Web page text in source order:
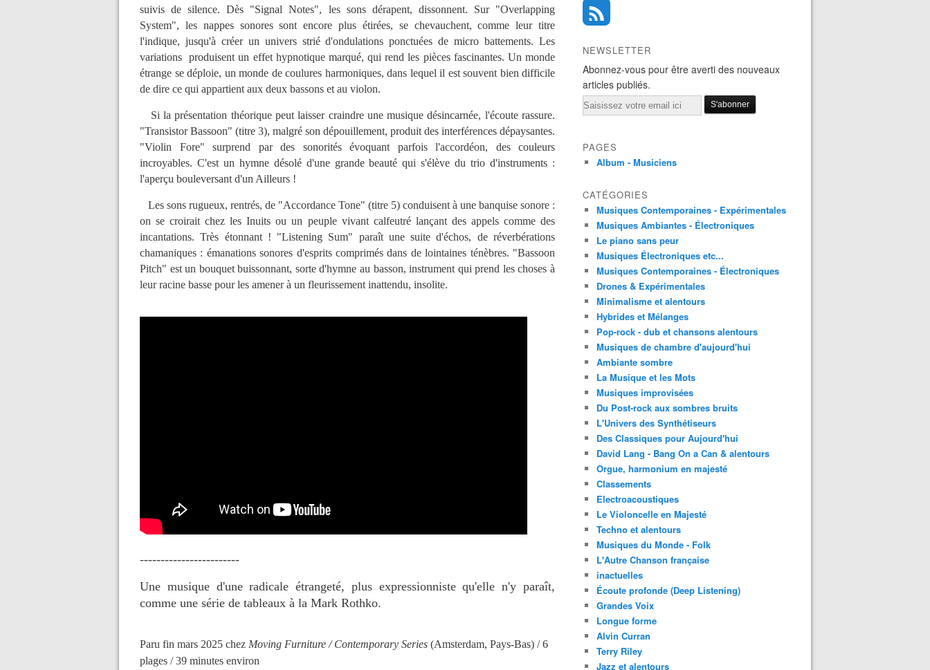
suivis de silence. Dès "Signal Notes", les sons dérapent, dissonnent. Sur "Overlapping
System", les nappes sonores sont encore plus étirées, se chevauchent, comme leur titre
l'indique, jusqu'à créer un univers strié d'ondulations ponctuées de micro battements. Les
variations produisent un effet hypnotique marqué, qui rend les pièces fascinantes. Un monde
étrange se déploie, un monde de coulures harmoniques, dans lequel il est souvent bien difficile
de dire ce qui appartient aux deux bassons et au violon.
Si la présentation théorique peut laisser craindre une musique désincarnée, l'écoute rassure.
"Transistor Bassoon" (titre 3), malgré son dépouillement, produit des interférences dépaysantes.
"Violin Fore" surprend par des sonorités évoquant parfois l'accordéon, des couleurs
incroyables. C'est un hymne désolé d'une grande beauté qui s'élève du trio d'instruments :
l'aperçu bouleversant d'un Ailleurs !
Les sons rugueux, rentrés, de "Accordance Tone" (titre 5) conduisent à une banquise sonore :
on se croirait chez les Inuits ou un peuple vivant calfeutré lançant des appels comme des
incantations. Très étonnant ! "Listening Sum" paraît une suite d'échos, de réverbérations
chamaniques : émanations sonores d'esprits comprimés dans de lointaines ténèbres. "Bassoon
Pitch" est un bouquet buissonnant, sorte d'hymne au basson, instrument qui prend les choses à
leur racine basse pour les amener à un fleurissement inattendu, insolite.
------------------------
Une musique d'une radicale étrangeté, plus expressionniste qu'elle n'y paraît,
comme une série de tableaux à la Mark Rothko.
Paru fin mars 2025 chez Moving Furniture / Contemporary Series (Amsterdam, Pays-Bas) / 6
plages / 39 minutes environ
NEWSLETTER
Abonnez-vous pour être averti des nouveaux
articles publiés.
Email
PAGES
Album - Musiciens
CATÉGORIES
Musiques Contemporaines - Expérimentales
Musiques Ambiantes - Électroniques
Le piano sans peur
Musiques Électroniques etc...
Musiques Contemporaines - Électroniques
Drones & Expérimentales
Minimalisme et alentours
Hybrides et Mélanges
Pop-rock - dub et chansons alentours
Musiques de chambre d'aujourd'hui
Ambiante sombre
La Musique et les Mots
Musiques improvisées
Du Post-rock aux sombres bruits
L'Univers des Synthétiseurs
Des Classiques pour Aujourd'hui
David Lang - Bang On a Can & alentours
Orgue, harmonium en majesté
Classements
Electroacoustiques
Le Violoncelle en Majesté
Techno et alentours
Musiques du Monde - Folk
L'Autre Chanson française
inactuelles
Écoute profonde (Deep Listening)
Grandes Voix
Longue forme
Alvin Curran
Terry Riley
Jazz et alentours